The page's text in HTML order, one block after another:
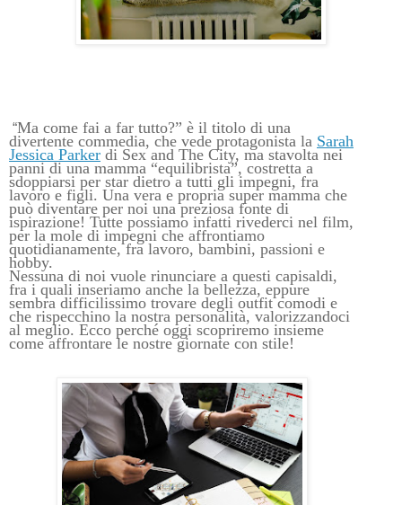
“Ma come fai a far tutto?” è il titolo di una
divertente commedia, che vede protagonista la Sarah
Jessica Parker di Sex and The City, ma stavolta nei
panni di una mamma “equilibrista”, costretta a
sdoppiarsi per star dietro a tutti gli impegni, fra
lavoro e figli. Una vera e propria super mamma che
può diventare per noi una preziosa fonte di
ispirazione! Tutte possiamo infatti rivederci nel film,
per la mole di impegni che affrontiamo
quotidianamente, fra lavoro, bambini, passioni e
hobby.
Nessuna di noi vuole rinunciare a questi capisaldi,
fra i quali inseriamo anche la bellezza, eppure
sembra difficilissimo trovare degli outfit comodi e
che rispecchino la nostra personalità, valorizzandoci
al meglio. Ecco perché oggi scopriremo insieme
come affrontare le nostre giornate con stile!